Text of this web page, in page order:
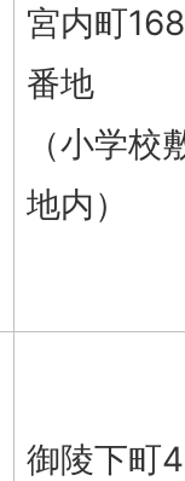
宮内町
番地
（小学校
地内）
御陵下町4